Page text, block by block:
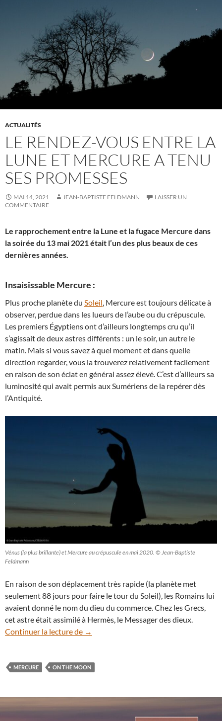
ACTUALITÉS
LE RENDEZ-VOUS ENTRE LA
LUNE ET MERCURE A TENU
SES PROMESSES
MAI 14, 2021 JEAN-BAPTISTE FELDMANN
LAISSER UN
COMMENTAIRE
Le rapprochement entre la Lune et la fugace Mercure dans
la soirée du 13 mai 2021 était l’un des plus beaux de ces
dernières années.
Insaisissable Mercure :
Plus proche planète du Soleil, Mercure est toujours délicate à
observer, perdue dans les lueurs de l’aube ou du crépuscule.
Les premiers Égyptiens ont d’ailleurs longtemps cru qu’il
s’agissait de deux astres différents : un le soir, un autre le
matin. Mais si vous savez à quel moment et dans quelle
direction regarder, vous la trouverez relativement facilement
en raison de son éclat en général assez élevé. C’est d’ailleurs sa
luminosité qui avait permis aux Sumériens de la repérer dès
l’Antiquité.
Vénus (la plus brillante) et Mercure au crépuscule en mai 2020. © Jean-Baptiste
Feldmann
En raison de son déplacement très rapide (la planète met
seulement 88 jours pour faire le tour du Soleil), les Romains lui
avaient donné le nom du dieu du commerce. Chez les Grecs,
cet astre était assimilé à Hermès, le Messager des dieux.
Continuer la lecture de Le rendez-vous entre la Lune et
→
MERCURE ON THE MOON